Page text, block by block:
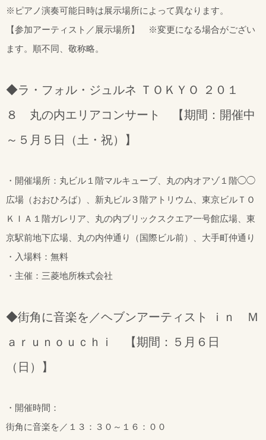
※ピアノ演奏可能日時は展示場所によって異なります。
【参加アーティスト／展示場所】 ※変更になる場合がござい
ます。順不同、敬称略。
◆ラ・フォル・ジュルネ ＴＯＫＹＯ ２０１
８ 丸の内エリアコンサート 【期間：開催中
～５月５日（土・祝）】
・開催場所：丸ビル１階マルキューブ、丸の内オアゾ１階◯◯
広場（おおひろば）、新丸ビル３階アトリウム、東京ビルＴＯ
ＫＩＡ１階ガレリア、丸の内ブリックスクエア一号館広場、東
京駅前地下広場、丸の内仲通り（国際ビル前）、大手町仲通り
・入場料：無料
・主催：三菱地所株式会社
◆街角に音楽を／ヘブンアーティスト ｉｎ Ｍ
ａｒｕｎｏｕｃｈｉ 【期間：５月６日
（日）】
・開催時間：
街角に音楽を／１３：３０～１６：００